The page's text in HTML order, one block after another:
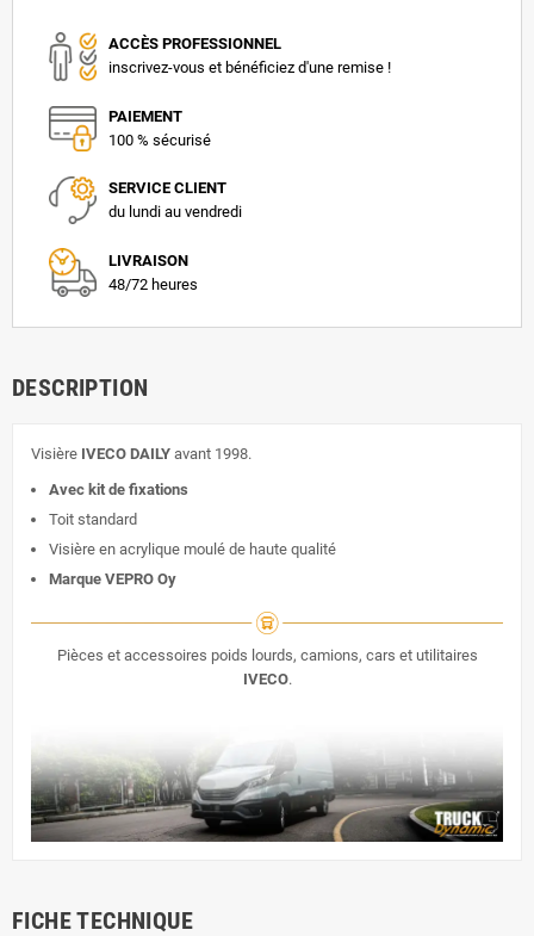
ACCÈS PROFESSIONNEL
inscrivez-vous et bénéficiez d'une remise !
PAIEMENT
100 % sécurisé
SERVICE CLIENT
du lundi au vendredi
LIVRAISON
48/72 heures
DESCRIPTION
Visière IVECO DAILY avant 1998.
Avec kit de fixations
Toit standard
Visière en acrylique moulé de haute qualité
Marque VEPRO Oy
Pièces et accessoires poids lourds, camions, cars et utilitaires
IVECO.
FICHE TECHNIQUE